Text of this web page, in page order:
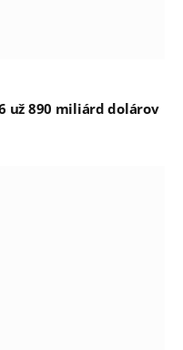
už 890 miliárd dolárov